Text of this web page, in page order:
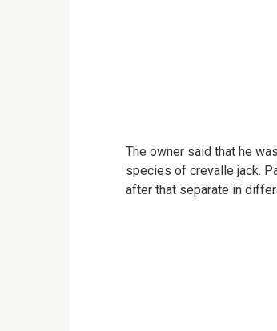
The owner said that he
species of crevalle jack.
after that separate in